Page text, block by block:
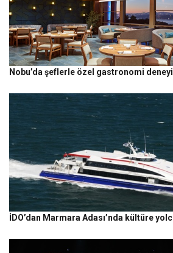
Nobu’da şeflerle özel gastronomi
İDO’dan Marmara Adası’nda kültüre